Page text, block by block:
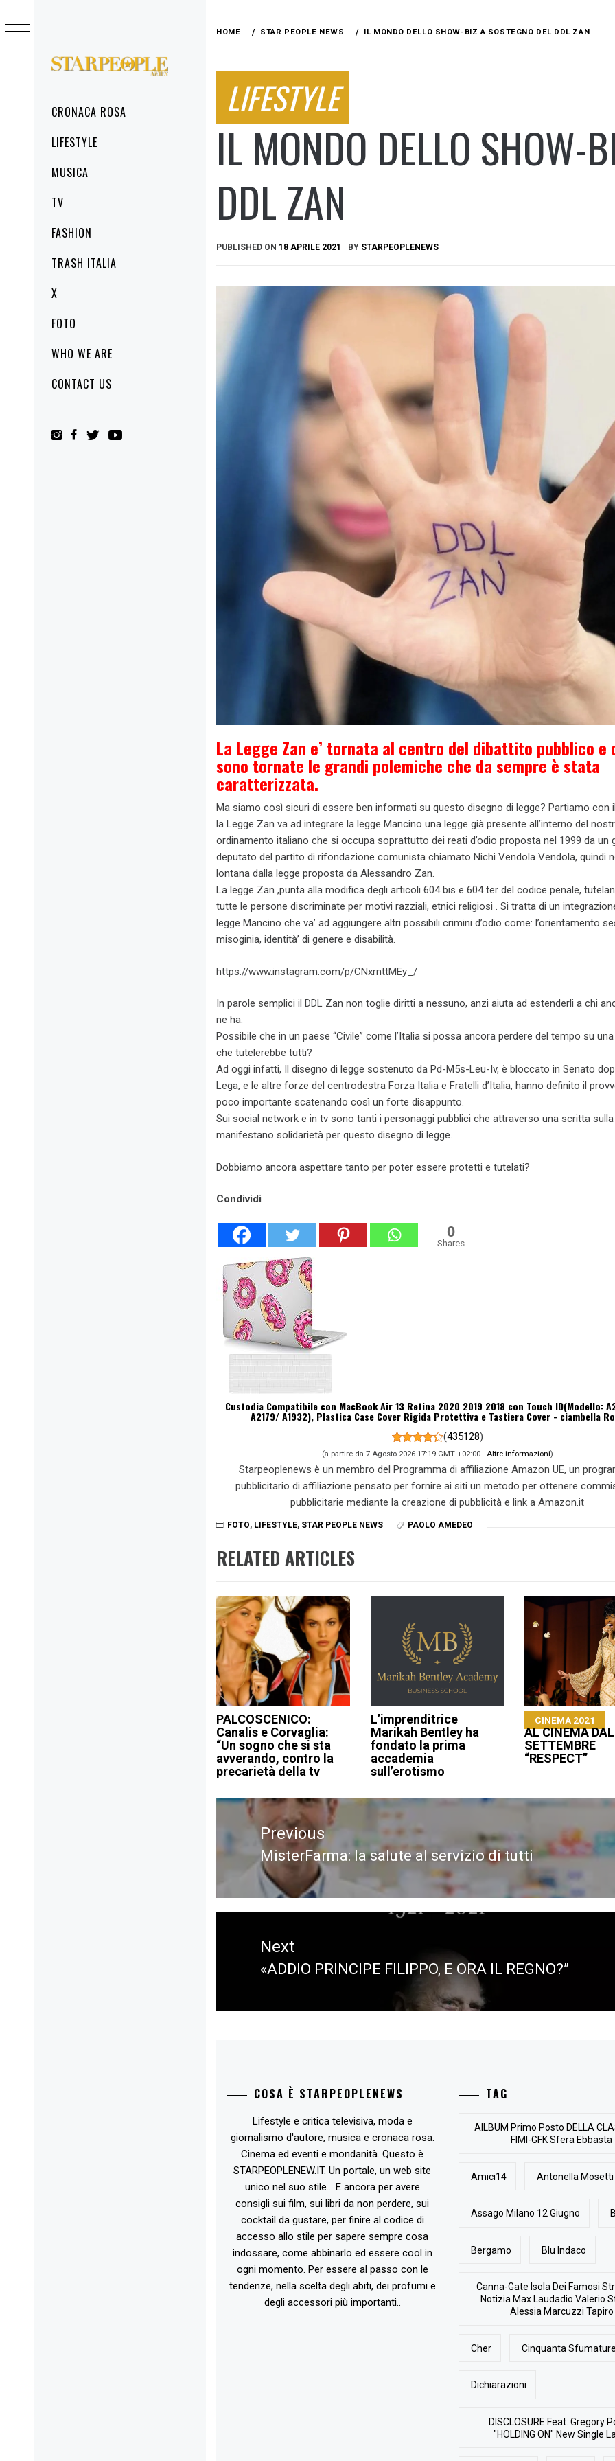
STARPEOPLENEWS
MenuCRONACA ROSA
LIFESTYLE
MUSICA
TV
FASHION
TRASH ITALIA
X
FOTO
WHO WE ARE
CONTACT US
to
content
HOME STAR PEOPLE NEWS IL MONDO DELLO SHOW-BIZ A SOSTEGNO DEL DDL ZAN
LIFESTYLE
IL MONDO DELLO SHOW-
DDL ZAN
PUBLISHED ON 18 APRILE 2021 BY STARPEOPLENEWS
La Legge Zan e’ tornata al centro del dibattito pubblico e
sono tornate le grandi polemiche che da sempre è stata
caratterizzata.
Ma siamo così sicuri di essere ben informati su questo disegno di legge? Partiamo con
la Legge Zan va ad integrare la legge Mancino una legge già presente all’interno del
ordinamento italiano che si occupa soprattutto dei reati d’odio proposta nel 1999 da un
deputato del partito di rifondazione comunista chiamato Nichi Vendola Vendola, quindi
lontana dalla legge proposta da Alessandro Zan.
La legge Zan ,punta alla modifica degli articoli 604 bis e 604 ter del codice penale,
tutte le persone discriminate per motivi razziali, etnici religiosi . Si tratta di un
legge Mancino che va’ ad aggiungere altri possibili crimini d’odio come: l’orientamento
misoginia, identità’ di genere e disabilità.
https://www.instagram.com/p/CNxrnttMEy_/
In parole semplici il DDL Zan non toglie diritti a nessuno, anzi aiuta ad estenderli a chi
ne ha.
Possibile che in un paese “Civile” come l’Italia si possa ancora perdere del tempo su
che tutelerebbe tutti?
Ad oggi infatti, Il disegno di legge sostenuto da Pd-M5s-Leu-Iv, è bloccato in Senato
Lega, e le altre forze del centrodestra Forza Italia e Fratelli d’Italia, hanno definito il
poco importante scatenando così un forte disappunto.
Sui social network e in tv sono tanti i personaggi pubblici che attraverso una scritta
manifestano solidarietà per questo disegno di legge.
Dobbiamo ancora aspettare tanto per poter essere protetti e tutelati?
Condividi
0
Shares
Custodia Compatibile con MacBook Air 13 Retina 2020 2019 2018 con Touch ID(Modello:
A2179/ A1932), Plastica Case Cover Rigida Protettiva e Tastiera Cover - ciambella
(435128)
(a partire da 7 Agosto 2026 17:19 GMT +02:00 - Altre informazioni)
Starpeoplenews è un membro del Programma di affiliazione Amazon UE, un
pubblicitario di affiliazione pensato per fornire ai siti un metodo per ottenere
pubblicitarie mediante la creazione di pubblicità e link a Amazon.it
FOTO, LIFESTYLE, STAR PEOPLE NEWS PAOLO AMEDEO
RELATED ARTICLES
PALCOSCENICO:
Canalis e Corvaglia:
“Un sogno che si sta
avverando, contro la
precarietà della tv
L’imprenditrice
Marikah Bentley ha
fondato la prima
accademia
sull’erotismo
CINEMA 2021
AL CINEMA
SETTEMBRE
“RESPECT”
Navigazione
articoliPrevious
Previous
post:
MisterFarma: la salute al servizio di tutti
Next
Next
«ADDIO PRINCIPE FILIPPO, E ORA IL REGNO?”
COSA È STARPEOPLENEWS
Lifestyle e critica televisiva, moda e
giornalismo d'autore, musica e cronaca rosa.
Cinema ed eventi e mondanità. Questo è
STARPEOPLENEW.IT. Un portale, un web site
unico nel suo stile... E ancora per avere
consigli sui film, sui libri da non perdere, sui
cocktail da gustare, per finire al codice di
accesso allo stile per sapere sempre cosa
indossare, come abbinarlo ed essere cool in
ogni momento. Per essere al passo con le
tendenze, nella scelta degli abiti, dei profumi e
degli accessori più importanti..
TAG
AlLBUM Primo Posto DELLA
FIMI-GFK Sfera Ebbasta
Amici14 Antonella Mosetti
Assago Milano 12 Giugno
Bergamo Blu Indaco
Canna-Gate Isola Dei Famosi
Notizia Max Laudadio Valerio
Alessia Marcuzzi Tapiro
Cher Cinquanta
Dichiarazioni
DISCLOSURE Feat. Gregory
"HOLDING ON" New Single